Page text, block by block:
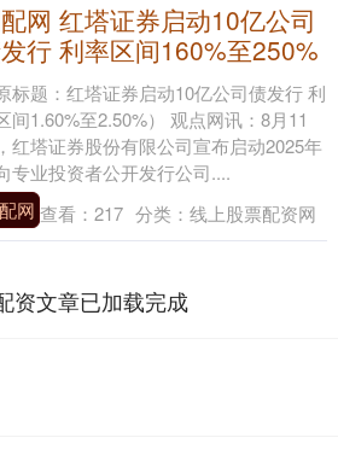
网 红塔证券启动10亿公司
行 利率区间160%至250%
标题：红塔证券启动10亿公司债发行 利
间1.60%至2.50%） 观点网讯：8月11
红塔证券股份有限公司宣布启动2025年
专业投资者公开发行公司....
网 查看： 217 分类： 线上股票配资网
资文章已加载完成